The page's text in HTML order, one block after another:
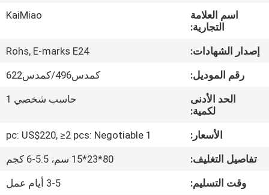
معلومات
جولة
مراقبة
الجودة
اسم العلامة
التجارية:
KaiMiao
إصدار الشهادات:
Rohs, E-marks E24
رقم الموديل:
كمدس496/كمدس622
الحد الأدنى
لكمية:
حاسب شخصي 1
الأسعار:
1 pc: US$220, ≥2 pcs: Negotiable
تفاصيل التغليف:
80*23*15 سم، 5.5-6 كجم
وقت التسليم:
3-5 أيام عمل